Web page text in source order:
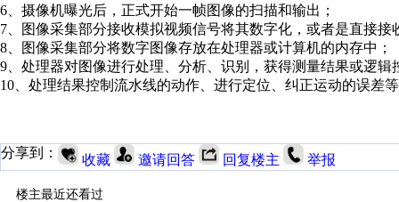
6、摄像机曝光后，正式开始一帧图像的扫描和输出；
7、图像采集部分接收模拟视频信号将其数字化，或者是直接
8、图像采集部分将数字图像存放在处理器或计算机的内存中；
9、处理器对图像进行处理、分析、识别，获得测量结果或逻辑
10、处理结果控制流水线的动作、进行定位、纠正运动的误差
分享到： 收藏 邀请回答 回复楼主 举报
楼主最近还看过